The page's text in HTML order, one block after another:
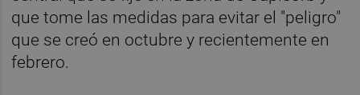
que tome las medidas para evitar el "peligro"
que se creó en octubre y recientemente en
febrero.